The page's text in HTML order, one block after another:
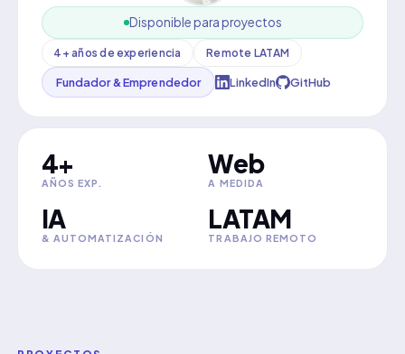
Disponible para proyectos
4+ años de experiencia Remote LATAM
Fundador & Emprendedor LinkedIn GitHub
4+
AÑOS EXP.
Web
A MEDIDA
IA
& AUTOMATIZACIÓN
LATAM
TRABAJO REMOTO